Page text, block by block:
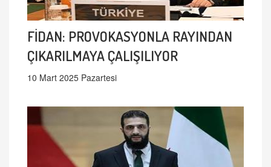
FİDAN: PROVOKASYONLA RAYINDAN
ÇIKARILMAYA ÇALIŞILIYOR
10 Mart 2025 Pazartesi